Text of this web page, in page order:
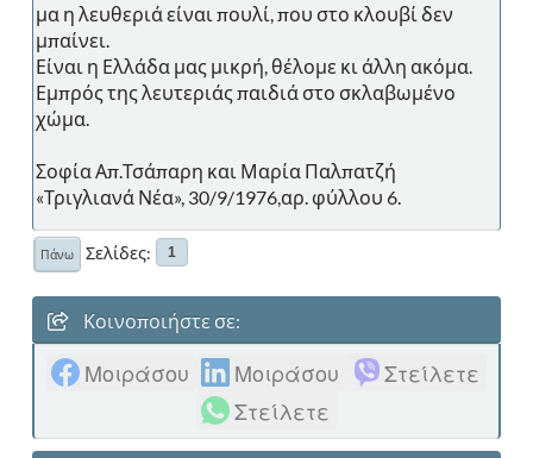
μα η λευθεριά είναι πουλί, που στο κλουβί δεν
μπαίνει.
Είναι η Ελλάδα μας μικρή, θέλομε κι άλλη ακόμα.
Εμπρός της λευτεριάς παιδιά στο σκλαβωμένο
χώμα.
Σοφία Απ.Τσάπαρη και Μαρία Παλπατζή
«Τριγλιανά Νέα», 30/9/1976,αρ. φύλλου 6.
Πάνω Σελίδες 1
Κοινοποιήστε σε:
Μοιράσου Μοιράσου
Στείλετε
Στείλετε